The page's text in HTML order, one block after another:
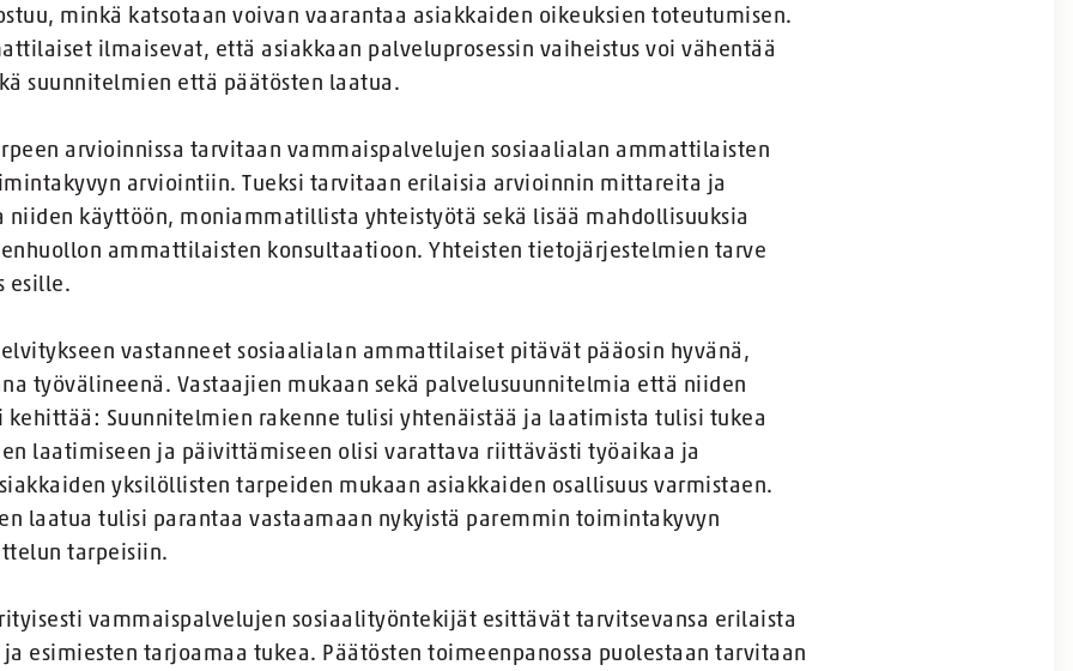
minkä katsotaan voivan vaarantaa asiakkaiden oikeuksien toteutumisen.
ilmaisevat, että asiakkaan palveluprosessin vaiheistus voi vähentää
suunnitelmien että päätösten laatua.
arvioinnissa tarvitaan vammaispalvelujen sosiaalialan ammattilaisten
arviointiin. Tueksi tarvitaan erilaisia arvioinnin mittareita ja
niiden käyttöön, moniammatillista yhteistyötä sekä lisää mahdollisuuksia
ammattilaisten konsultaatioon. Yhteisten tietojärjestelmien tarve
esille.
vastanneet sosiaalialan ammattilaiset pitävät pääosin hyvänä,
työvälineenä. Vastaajien mukaan sekä palvelusuunnitelmia että niiden
Suunnitelmien rakenne tulisi yhtenäistää ja laatimista tulisi tukea
laatimiseen ja päivittämiseen olisi varattava riittävästi työaikaa ja
yksilöllisten tarpeiden mukaan asiakkaiden osallisuus varmistaen.
laatua tulisi parantaa vastaamaan nykyistä paremmin toimintakyvyn
tarpeisiin.
vammaispalvelujen sosiaalityöntekijät esittävät tarvitsevansa erilaista
esimiesten tarjoamaa tukea. Päätösten toimeenpanossa puolestaan tarvitaan